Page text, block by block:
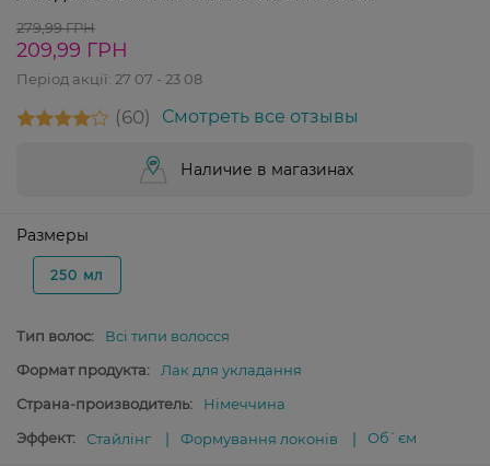
279,99 ГРН
209,99 ГРН
Період акції: 27 07 - 23 08
60 Смотреть все отзывы
Наличие в магазинах
Размеры
250 мл
Тип волос:
Всі типи волосся
Формат продукта:
Лак для укладання
Страна-производитель:
Німеччина
Эффект:
Стайлінг Формування локонів Об`єм